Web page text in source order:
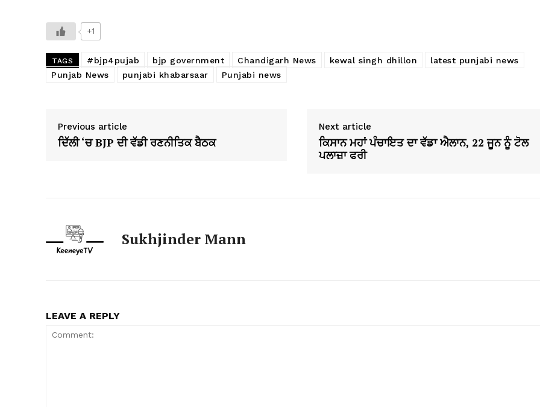
+1
TAGS #bjp4pujab bjp government Chandigarh News kewal singh dhillon
latest punjabi news
Punjab News
punjabi khabarsaar Punjabi news
Previous article
ਦਿੱਲੀ ‘ਚ BJP ਦੀ ਵੱਡੀ ਰਣਨੀਤਿਕ ਬੈਠਕ
Next article
ਕਿਸਾਨ ਮਹਾਂ ਪੰਚਾਇਤ ਦਾ ਵੱਡਾ ਐਲਾਨ, 22 ਜੂਨ ਨੂੰ ਟੋਲ
ਪਲਾਜ਼ਾ ਫਰੀ
Sukhjinder Mann
LEAVE A REPLY